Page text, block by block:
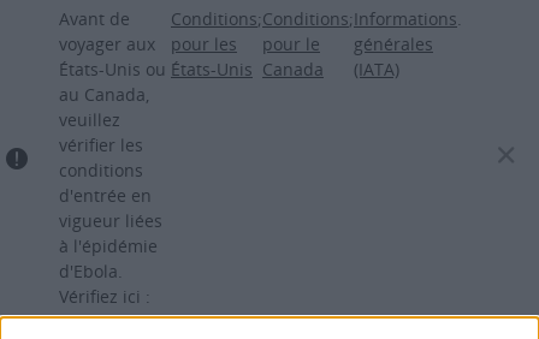
Aller
au
contenu
Avant de
voyager aux
États-Unis ou
au Canada,
veuillez
vérifier les
conditions
d'entrée en
vigueur liées
à l'épidémie
d'Ebola.
Vérifiez ici :
Conditions
pour les
États-Unis
;Conditions
pour le
Canada
;Informations
générales
(IATA)
.